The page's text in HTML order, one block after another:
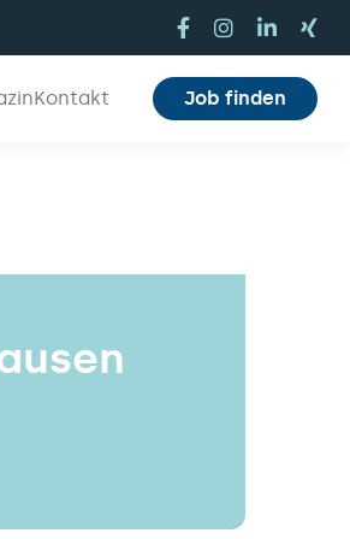
Kontakt Job finden